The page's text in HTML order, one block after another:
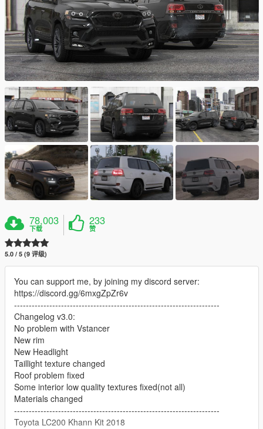
78,003
下载
233
赞
5.0 / 5 (9 评级)
You can support me, by joining my discord server:
https://discord.gg/6mxgZpZr6v
----------------------------------------------------------------------
Changelog v3.0:
No problem with Vstancer
New rim
New Headlight
Taillight texture changed
Roof problem fixed
Some interior low quality textures fixed(not all)
Materials changed
----------------------------------------------------------------------
Toyota LC200 Khann Kit 2018